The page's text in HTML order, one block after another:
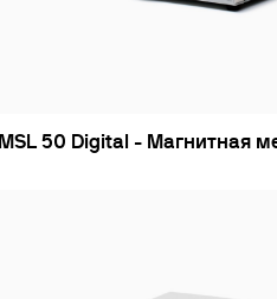
MSL 50 Digital - Магнитная